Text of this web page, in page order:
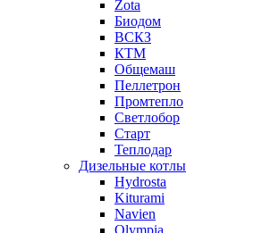
Zota
Биодом
ВСКЗ
КТМ
Общемаш
Пеллетрон
Промтепло
Светлобор
Старт
Теплодар
Дизельные котлы
Hydrosta
Kiturami
Navien
Olympia